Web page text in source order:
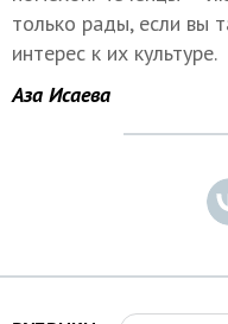
только рады, если вы
интерес к их культуре.
Аза Исаева